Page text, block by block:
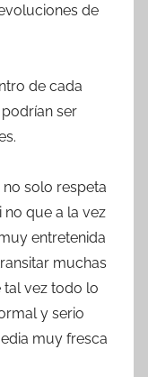
de
de cada
ser
solo respeta
que a la vez
entretenida
muchas
vez todo lo
y serio
muy fresca